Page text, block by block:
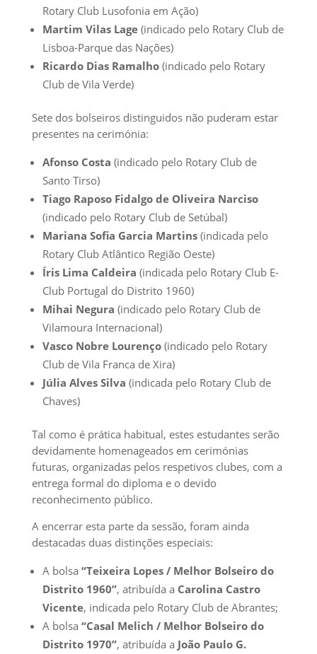
Rotary Club Lusofonia em Ação)
Martim Vilas Lage(indicado pelo Rotary Club de
Lisboa-Parque das Nações)
Ricardo Dias Ramalho(indicado pelo Rotary
Club de Vila Verde)
Sete dos bolseiros distinguidos não puderam estar
presentes na cerimónia:
Afonso Costa (indicado pelo Rotary Club de
Santo Tirso)
Tiago Raposo Fidalgo de Oliveira Narciso
(indicado pelo Rotary Club de Setúbal)
Mariana Sofia Garcia Martins(indicada pelo
Rotary Club Atlântico Região Oeste)
Íris Lima Caldeira (indicada pelo Rotary Club E-
Club Portugal do Distrito 1960)
Mihai Negura (indicado pelo Rotary Club de
Vilamoura Internacional)
Vasco Nobre Lourenço(indicado pelo Rotary
Club de Vila Franca de Xira)
Júlia Alves Silva (indicada pelo Rotary Club de
Chaves)
Tal como é prática habitual, estes estudantes serão
devidamente homenageados em cerimónias
futuras, organizadas pelos respetivos clubes, com a
entrega formal do diploma e o devido
reconhecimento público.
A encerrar esta parte da sessão, foram ainda
destacadas duas distinções especiais:
A bolsa “Teixeira Lopes / Melhor Bolseiro do
Distrito1960”, atribuída a Carolina Castro
Vicente, indicada pelo Rotary Club de Abrantes;
A bolsa “Casal Melich / Melhor Bolseiro do
Distrito1970”, atribuída a João Paulo G.